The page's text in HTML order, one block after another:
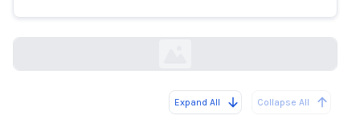
Expand All Collapse All